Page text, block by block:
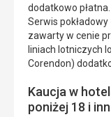
dodatkowo płatna.
Serwis
zawarty w cenie
liniach lotniczych
Corendon)
Kaucja w
poniżej 18 i